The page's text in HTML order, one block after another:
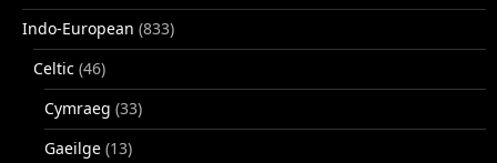
Indo-European (833)
Celtic (46)
Cymraeg (33)
Gaeilge (13)